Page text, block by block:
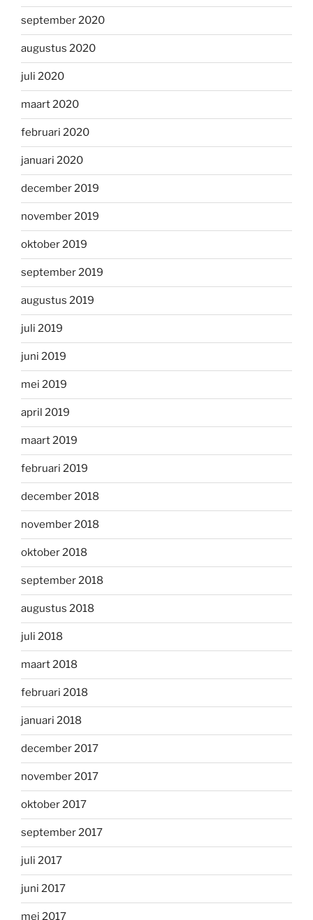
september 2020
augustus 2020
juli 2020
maart 2020
februari 2020
januari 2020
december 2019
november 2019
oktober 2019
september 2019
augustus 2019
juli 2019
juni 2019
mei 2019
april 2019
maart 2019
februari 2019
december 2018
november 2018
oktober 2018
september 2018
augustus 2018
juli 2018
maart 2018
februari 2018
januari 2018
december 2017
november 2017
oktober 2017
september 2017
juli 2017
juni 2017
mei 2017